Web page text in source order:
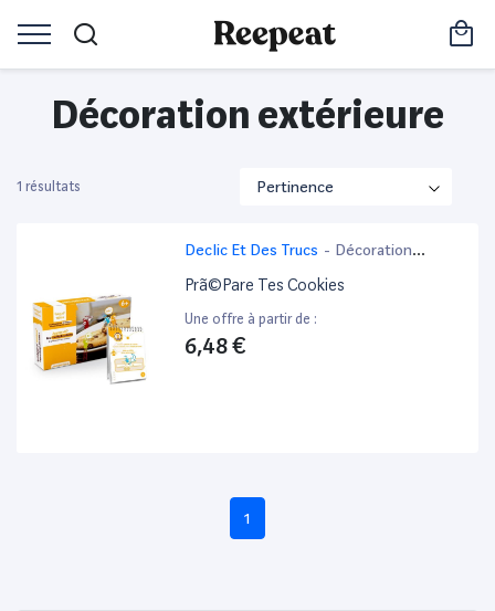
Décoration extérieure
1 résultats
Declic Et Des Trucs - Décoration
extérieure
Prã©Pare Tes Cookies
Une offre à partir de :
6,48 €
1